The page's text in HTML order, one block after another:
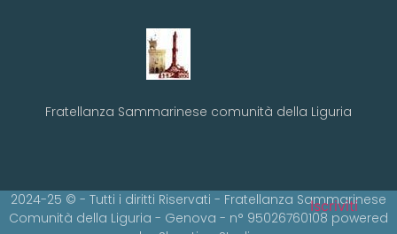
Fratellanza Sammarinese comunità della Liguria
2024-25 © - Tutti i diritti Riservati - Fratellanza Sammarinese
Comunità della Liguria - Genova - n° 95026760108 powered
Iscriviti